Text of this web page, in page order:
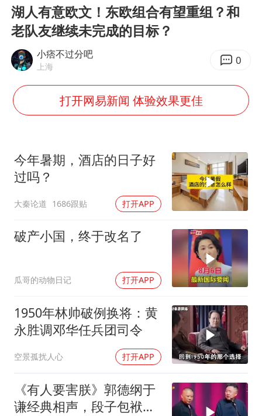
云南一地村民过火把节意外灼伤16人
薛之谦杭州站演唱会取消
张本智和：零封向鹏不意外
“准2万亿”之城点名支持三所大学
习近平心系体育强国建设
湖人有意欧文！东欧组合有望重组？和
老队友继续未完成的目标？
小痞不过分吧
上海 0
打开网易新闻 体验效果更佳
今年暑期，酒店的日子好
过吗？
大秦论道 1686跟贴 打开APP
破产小国，终于改名了
瓜哥的动物日记 打开APP
1950年林帅破例换将：黄
永胜调邓华任兵团司令
空景孤扰人心 打开APP
《有人要害朕》郭德纲于
谦经典相声，段子包袱满